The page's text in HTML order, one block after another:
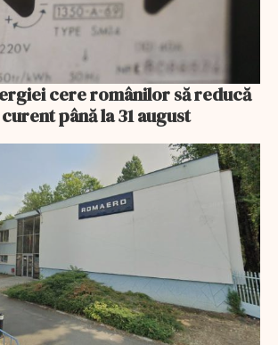
cere românilor să reducă
până la 31 august